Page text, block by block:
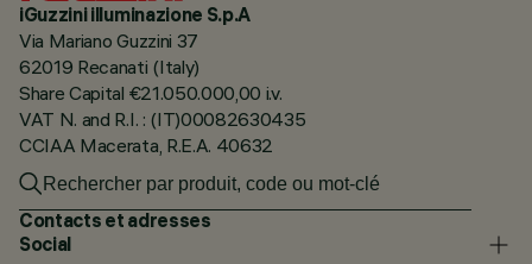
iGuzzini illuminazione S.p.A
Via Mariano Guzzini 37
62019 Recanati (Italy)
Share Capital €21.050.000,00 i.v.
VAT N. and R.I. : (IT)00082630435
CCIAA Macerata, R.E.A. 40632
Contacts et adresses
Social